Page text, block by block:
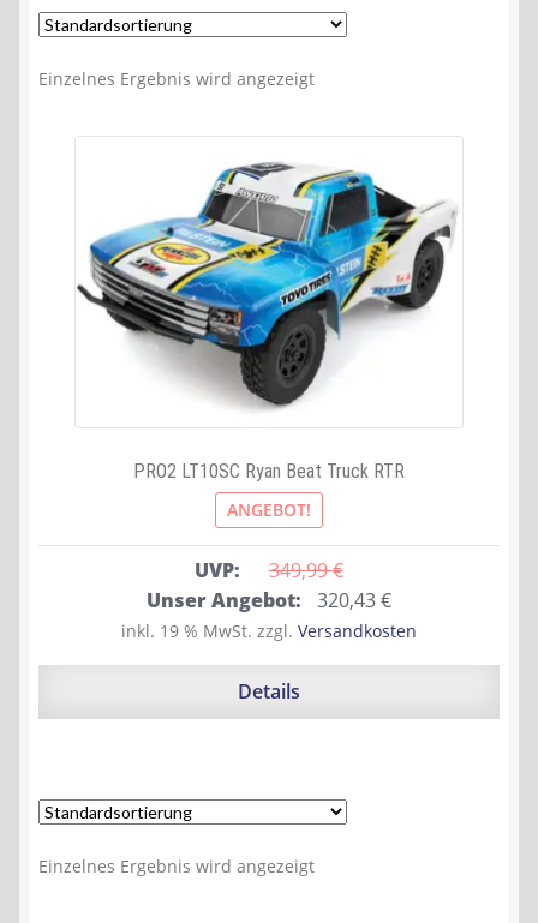
Einzelnes Ergebnis wird angezeigt
PRO2 LT10SC Ryan Beat Truck RTR
ANGEBOT!
UVP: 349,99 €
Ursprünglicher
Preis
war:
Unser Angebot: 320,43€Aktueller
Preis
ist:
inkl. 19 % MwSt. zzgl. Versandkosten
Details
Einzelnes Ergebnis wird angezeigt